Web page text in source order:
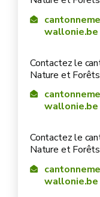
wallonie.be
Contactez le
Nature et
wallonie.be
Contactez le
Nature et
wallonie.be